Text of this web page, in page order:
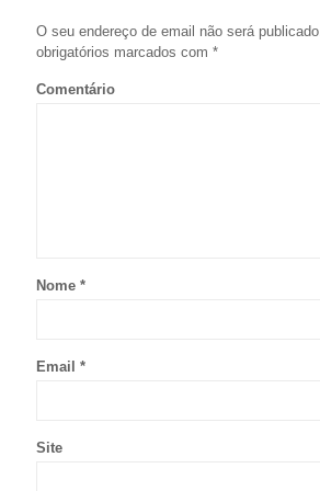
O seu endereço de email não será publicado.
obrigatórios marcados com *
Comentário
Nome *
Email *
Site